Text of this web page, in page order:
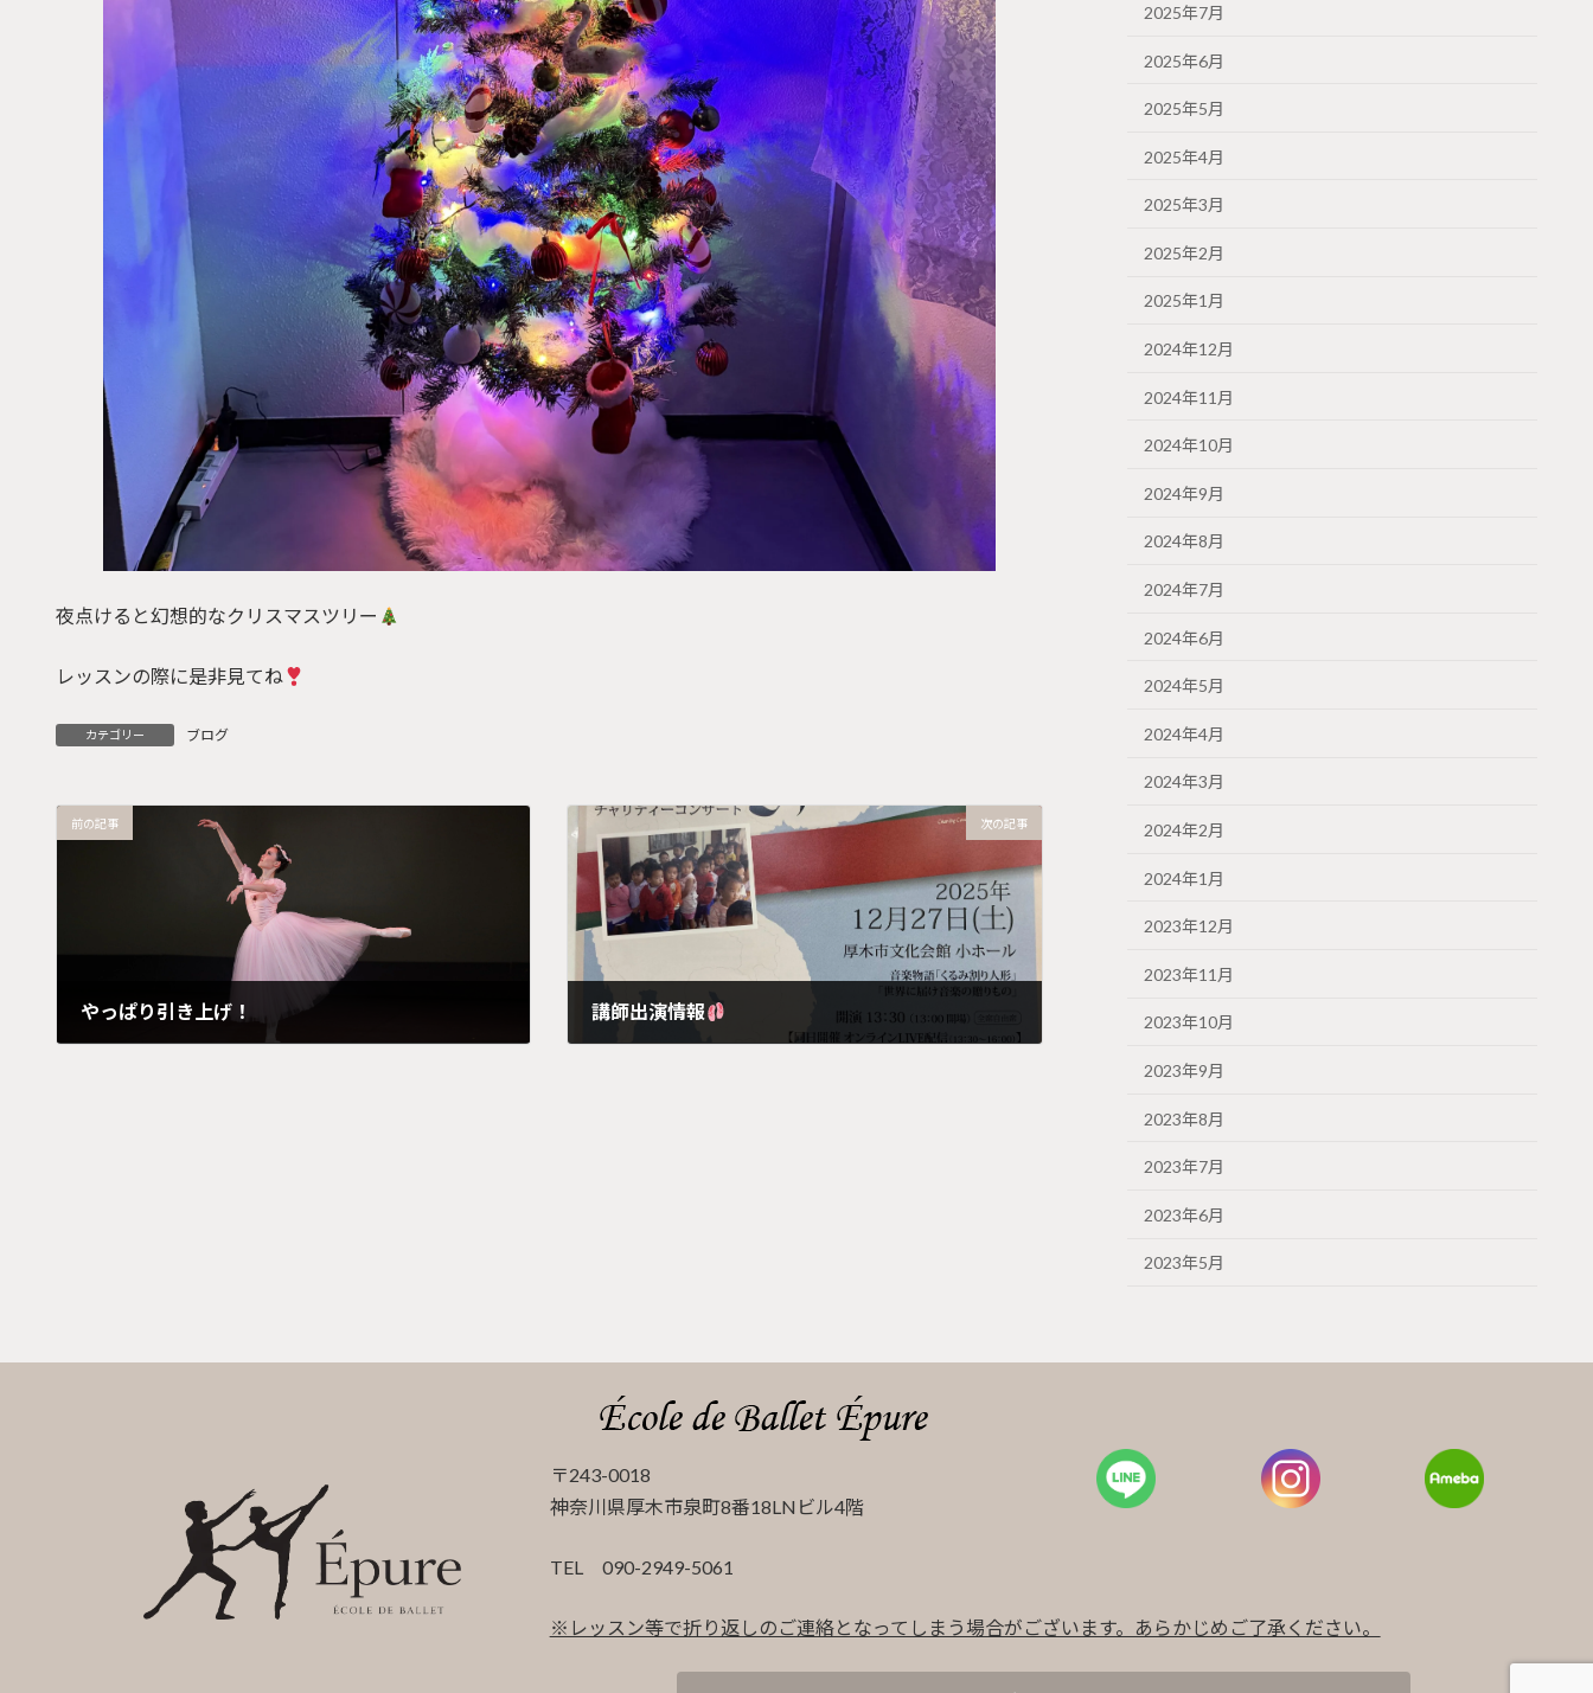
夜点けると幻想的なクリスマスツリー
レッスンの際に是非見てね
カテゴリー ブログ
前の記事
やっぱり引き上げ！
次の記事
講師出演情報
2025年7月
2025年6月
2025年5月
2025年4月
2025年3月
2025年2月
2025年1月
2024年12月
2024年11月
2024年10月
2024年9月
2024年8月
2024年7月
2024年6月
2024年5月
2024年4月
2024年3月
2024年2月
2024年1月
2023年12月
2023年11月
2023年10月
2023年9月
2023年8月
2023年7月
2023年6月
2023年5月
〒243-0018
神奈川県厚木市泉町8番18LNビル4階
TEL 090-2949-5061
※レッスン等で折り返しのご連絡となってしまう場合がございます。あらかじめご了承ください。